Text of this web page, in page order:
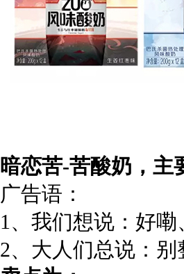
暗恋苦-苦酸奶，主
广告语：
1、我们想说：好
2、大人们总说：